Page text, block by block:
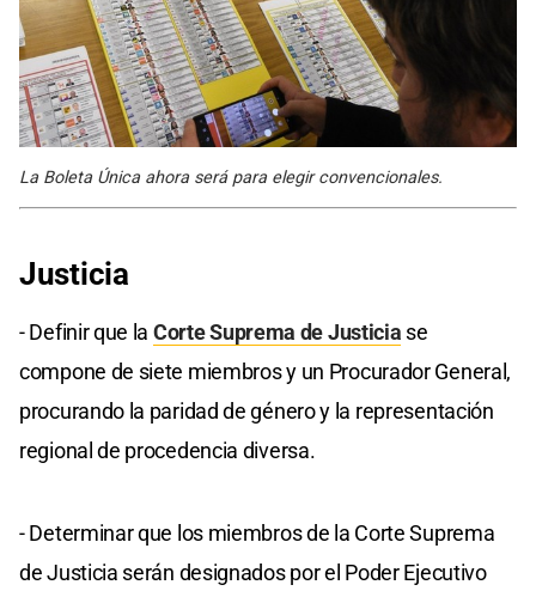
La Boleta Única ahora será para elegir convencionales.
Justicia
- Definir que la Corte Suprema de Justicia se
compone de siete miembros y un Procurador General,
procurando la paridad de género y la representación
regional de procedencia diversa.
- Determinar que los miembros de la Corte Suprema
de Justicia serán designados por el Poder Ejecutivo